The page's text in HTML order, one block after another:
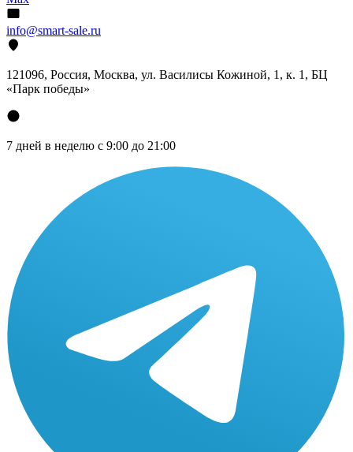
info@smart-sale.ru
121096, Россия, Москва, ул. Василисы Кожиной, 1, к. 1, БЦ
«Парк победы»
7 дней в неделю с 9:00 до 21:00